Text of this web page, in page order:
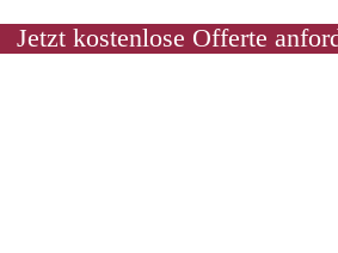
Jetzt kostenlose Offerte